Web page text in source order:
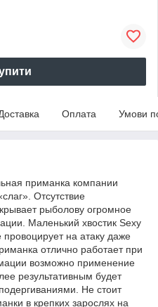
Оплата Умови
приманка компании
Отсутствие
рыболову огромное
Маленький хвостик Sexy
на атаку даже
отлично работает при
возможно применение
результативным будет
Не стоит
в крепких зарослях на